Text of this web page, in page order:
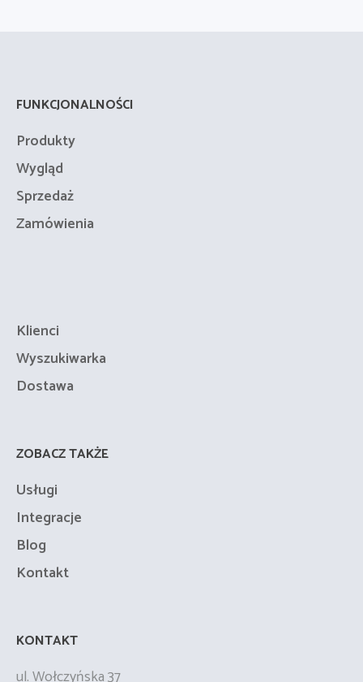
FUNKCJONALNOŚCI
Produkty
Wygląd
Sprzedaż
Zamówienia
Klienci
Wyszukiwarka
Dostawa
ZOBACZ TAKŻE
Usługi
Integracje
Blog
Kontakt
KONTAKT